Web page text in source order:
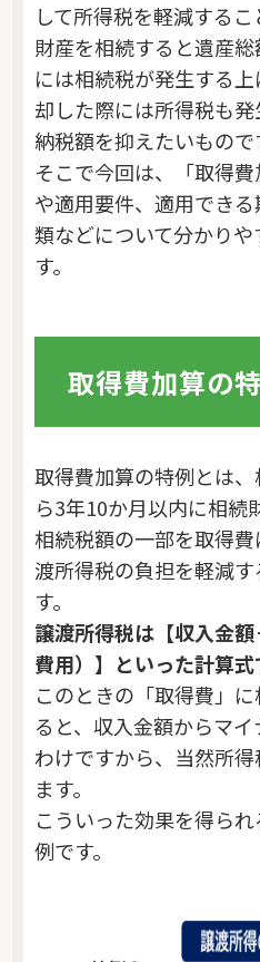
して所得税を軽減するこ
財産を相続すると遺産
には相続税が発生する
却した際には所得税も
納税額を抑えたいもので
そこで今回は、「取得
や適用要件、適用でき
類などについて分かり
す。
取得費加算の
取得費加算の特例とは
ら3年10か月以内に相続
相続税額の一部を取得
渡所得税の負担を軽減
す。
譲渡所得税は【収入金
費用）】といった計算式
このときの「取得費」
ると、収入金額からマ
わけですから、当然所
ます。
こういった効果を得ら
例です。